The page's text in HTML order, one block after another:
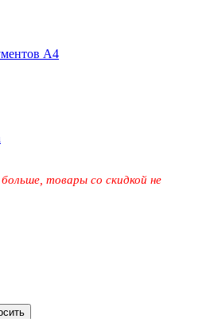
А4
товары со скидкой не